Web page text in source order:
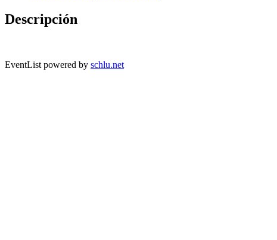
Descripción
EventList powered by schlu.net